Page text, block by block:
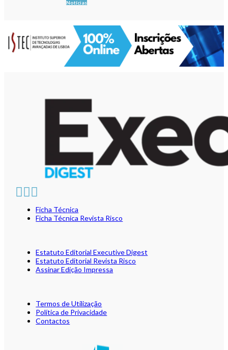
Notícias
Ficha Técnica
Ficha Técnica Revista Risco
Estatuto Editorial Executive Digest
Estatuto Editorial Revista Risco
Assinar Edição Impressa
Termos de Utilização
Política de Privacidade
Contactos